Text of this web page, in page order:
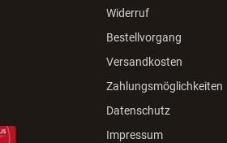
Widerruf
Bestellvorgang
Versandkosten
Zahlungsmöglichkeiten
Datenschutz
Impressum